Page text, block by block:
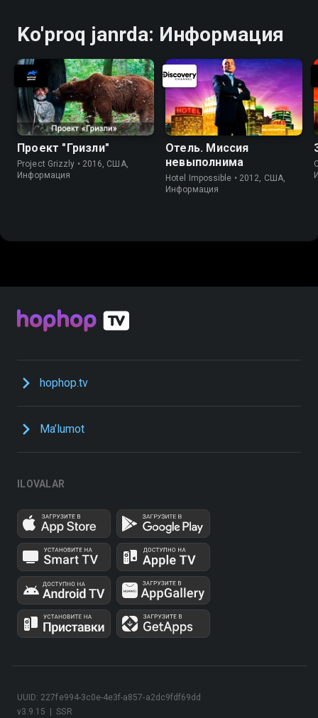
Ko'proq janrda: Информация
Проект "Гризли"
Project Grizzly • 2016, США,
Информация
Отель. Миссия
невыполнима
Hotel Impossible • 2012, США,
Информация
hophop.tv
Ma’lumot
ILOVALAR
v3.9.15 SSR
UUID: 227fe994-3c0e-4e3f-a857-a2dc9fdf69dd